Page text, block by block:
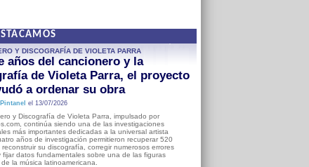
Y DISCOGRAFÍA DE VIOLETA PARRA
años del cancionero y la
de Violeta Parra, el proyecto
a ordenar su obra
el 13/07/2026
y Discografía de Violeta Parra, impulsado por
continúa siendo una de las investigaciones
más importantes dedicadas a la universal artista
años de investigación permitieron recuperar 520
su discografía, corregir numerosos errores
fijar datos fundamentales sobre una de las figuras
la música latinoamericana.